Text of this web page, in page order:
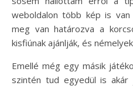
weboldalon több kép is
meg van határozva a
kisfiúnak ajánlják, és
Emellé még egy másik
szintén tud egyedül is